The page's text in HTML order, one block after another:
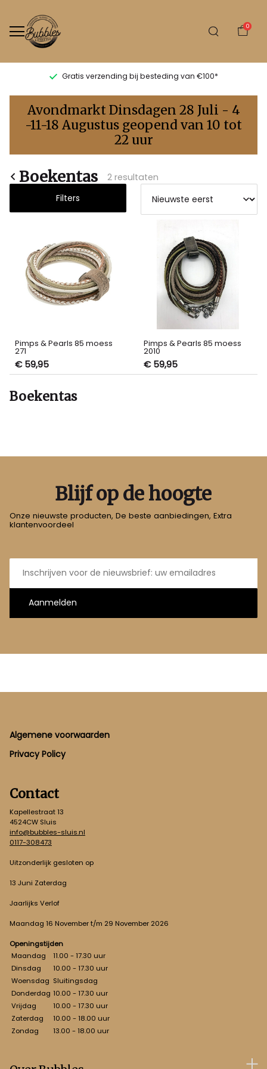
0
Gratis verzending bij besteding van €100*
Boekentas
Bubbles
Sluis
Avondmarkt Dinsdagen 28 Juli - 4
-11-18 Augustus geopend van 10 tot
22 uur
Boekentas
2 resultaten
Filters
Pimps & Pearls 85 moess
271
€ 59,95
Pimps & Pearls 85 moess
2010
€ 59,95
Boekentas
Blijf op de hoogte
Onze nieuwste producten, De beste aanbiedingen, Extra
klantenvoordeel
E-
mailadres
Aanmelden
Footer
Algemene voorwaarden
Privacy Policy
Contact
Kapellestraat 13
4524CW Sluis
info@bubbles-sluis.nl
0117-308473
Uitzonderlijk gesloten op
13 Juni Zaterdag
Jaarlijks Verlof
Maandag 16 November t/m 29 November 2026
Openingstijden
Maandag
11.00 - 17.30 uur
Dinsdag
10.00 - 17.30 uur
Woensdag Sluitingsdag
Donderdag 10.00 - 17.30 uur
Vrijdag
10.00 - 17.30 uur
Zaterdag
10.00 - 18.00 uur
Zondag
13.00 - 18.00 uur